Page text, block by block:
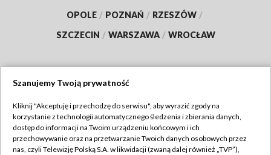
OPOLE / POZNAŃ / RZESZÓW /
SZCZECIN / WARSZAWA / WROCŁAW
TVP
Abonament TVP
Regulamin TVP
Szanujemy Twoją prywatność
Kliknij "Akceptuję i przechodzę do serwisu", aby wyrazić zgody na
korzystanie z technologii automatycznego śledzenia i zbierania danych,
dostęp do informacji na Twoim urządzeniu końcowym i ich
przechowywanie oraz na przetwarzanie Twoich danych osobowych przez
nas, czyli Telewizję Polską S.A. w likwidacji (zwaną dalej również „TVP”),